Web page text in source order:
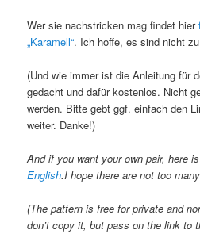
Wer sie nachstricken mag findet hier
„Karamell“. Ich hoffe, es sind nicht
(Und wie immer ist die Anleitung für
gedacht und dafür kostenlos. Nicht
werden. Bitte gebt ggf. einfach den
weiter. Danke!)
And if you want your own pair, here
English.I hope there are not too
(The pattern is free for private and
don’t copy it, but pass on the link to